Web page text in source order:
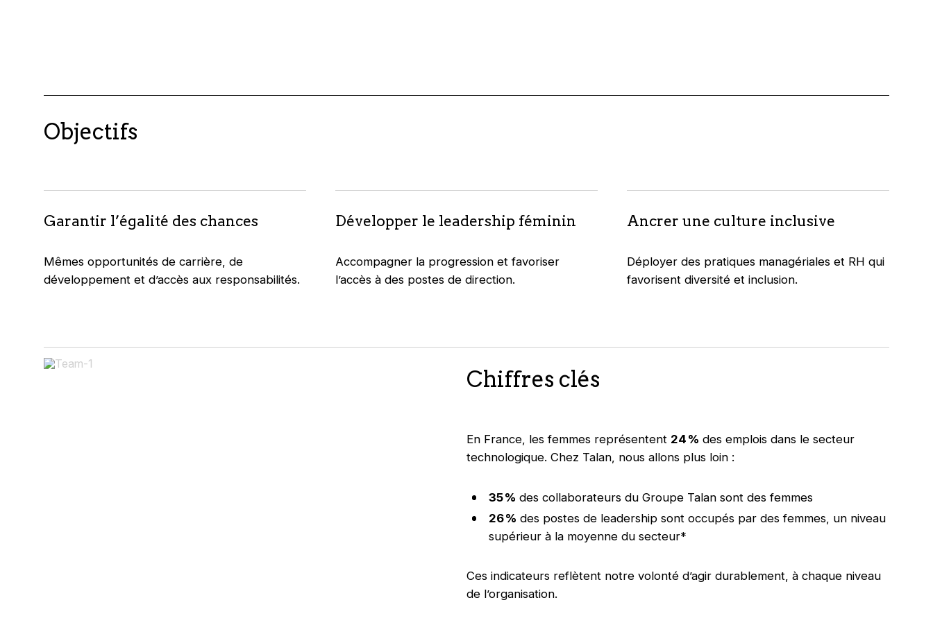
Objectifs
Garantir l’égalité des chances
Mêmes opportunités de carrière, de
développement et d’accès aux responsabilités.
Développer le leadership féminin
Accompagner la progression et favoriser
l’accès à des postes de direction.
Ancrer une culture inclusive
Déployer des pratiques managériales et RH qui
favorisent diversité et inclusion.
Chiffres clés
En France, les femmes représentent 24 % des emplois dans le secteur
technologique. Chez Talan, nous allons plus loin :
35 % des collaborateurs du Groupe Talan sont des femmes
26 % des postes de leadership sont occupés par des femmes, un niveau
supérieur à la moyenne du secteur*
Ces indicateurs reflètent notre volonté d’agir durablement, à chaque niveau
de l’organisation.